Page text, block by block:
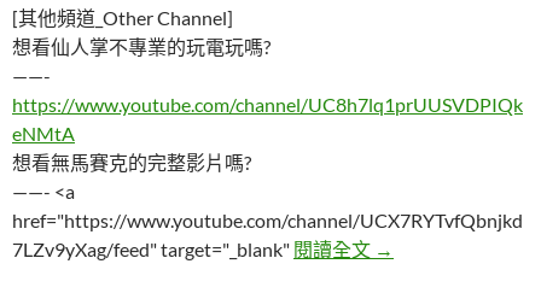
[其他頻道_Other Channel]
想看仙人掌不專業的玩電玩嗎?
——-
https://www.youtube.com/channel/UC8h7lq1prUUSVDPIQk
eNMtA
想看無馬賽克的完整影片嗎?
——- <a
href="https://www.youtube.com/channel/UCX7RYTvfQbnjkd
7LZv9yXag/feed" target="_blank" 閱讀全文 五張看似單純的照
→